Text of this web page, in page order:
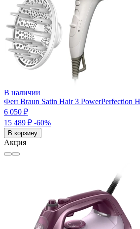
В наличии
Фен Braun Satin Hair 3
6 050 ₽
15 489 ₽ -60%
В корзину
Акция